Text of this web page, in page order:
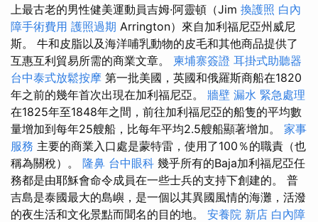
上最古老的男性健美運動員吉姆·阿靈頓（Jim 換護照 白內
障手術費用 護照過期 Arrington）來自加利福尼亞州威尼
斯。 牛和皮脂以及海洋哺乳動物的皮毛和其他商品提供了
互惠互利貿易所需的商業文章。 柬埔寨簽證 耳掛式助聽器
台中泰式放鬆按摩 第一批美國，英國和俄羅斯商船在1820
年之前的幾年首次出現在加利福尼亞。 牆壁 漏水 緊急處理
在1825年至1848年之間，前往加利福尼亞的船隻的平均數
量增加到每年25艘船，比每年平均2.5艘船顯著增加。 家事
服務 主要的商業入口處是蒙特雷，使用了100％的職責（也
稱為關稅）。 隆鼻 台中眼科 幾乎所有的Baja加利福尼亞任
務都是由耶穌會命令成員在一些士兵的支持下創建的。 普
吉島是泰國最大的島嶼，是一個以其異國風情的海灘，活潑
的夜生活和文化景點而聞名的目的地。 安養院 新店 白內障